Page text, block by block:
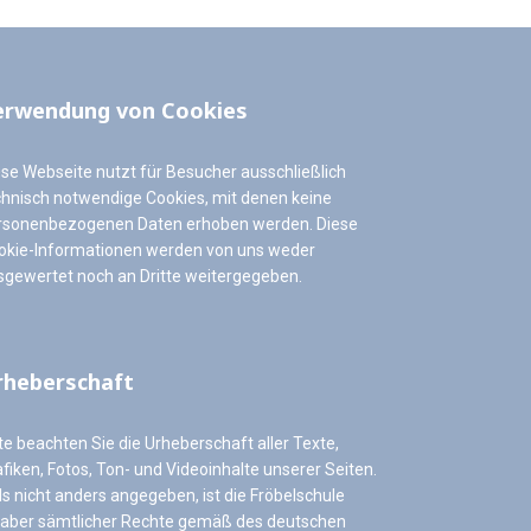
von Cookies
Webseite nutzt für Besucher ausschließlich
notwendige Cookies, mit denen keine
Daten erhoben werden. Diese
Informationen werden von uns weder
noch an Dritte weitergegeben.
beachten Sie die Urheberschaft aller Texte,
Fotos, Ton- und Videoinhalte unserer Seiten.
nicht anders angegeben, ist die Fröbelschule
sämtlicher Rechte gemäß des deutschen